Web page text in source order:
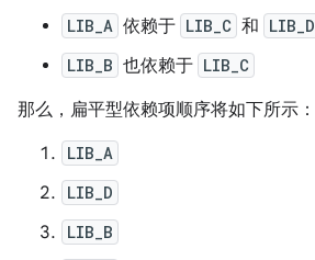
LIB_A 依赖于 LIB_C 和 LIB_D
LIB_B 也依赖于 LIB_C
那么，扁平型依赖项顺序将如下所示：
LIB_A
LIB_D
LIB_B